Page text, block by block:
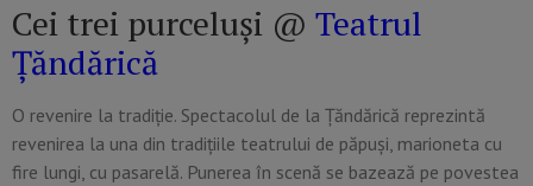
Cei trei purceluşi @ Teatrul
Țăndărică
O revenire la tradiţie. Spectacolul de la Ţăndărică reprezintă
revenirea la una din tradiţiile teatrului de păpuşi, marioneta cu
fire lungi, cu pasarelă. Punerea în scenă se bazează pe povestea